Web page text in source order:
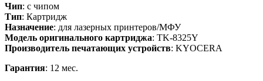
Чип: с чипом
Тип: Картридж
Назначение: для лазерных принтеров/МФУ
Модель оригинального картриджа: TK-8325Y
Производитель печатающих устройств: KYOCERA
Гарантия: 12 мес.